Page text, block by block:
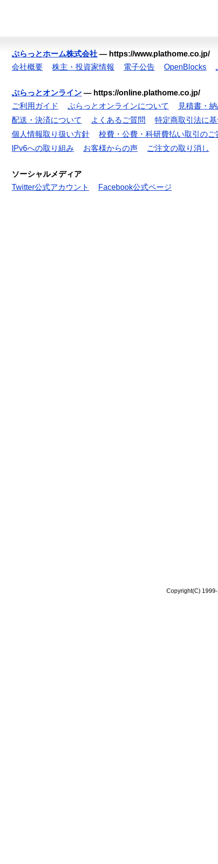
ぷらっとホーム株式会社 — https://www.plathome.co.jp/
会社概要
株主・投資家情報 電子公告 OpenBlocks
ぷらっとオンライン — https://online.plathome.co.jp/
ご利用ガイド
ぷらっとオンラインについて
見積書・
配送・決済について
よくあるご質問
特定商取引法に
個人情報取り扱い方針
校費・公費・科研費払い取引のご
IPv6への取り組み
お客様からの声 ご注文の取り消し
ソーシャルメディア
Twitter公式アカウント
Facebook公式ページ
Copyright(C)